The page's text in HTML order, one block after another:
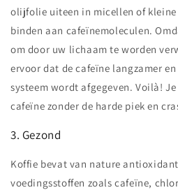
olijfolie uiteen in micellen of
binden aan cafeïnemoleculen.
om door uw lichaam te worden
ervoor dat de cafeïne langzamer
systeem wordt afgegeven. Voilà!
cafeïne zonder de harde piek en
3. Gezond
Koffie bevat van nature
voedingsstoffen zoals cafeïne,